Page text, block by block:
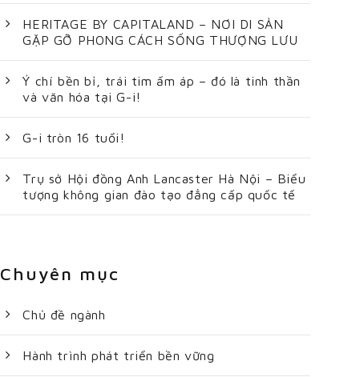
HERITAGE BY CAPITALAND – NƠI DI SẢN
GẶP GỠ PHONG CÁCH SỐNG THƯỢNG LƯU
Ý chí bền bỉ, trái tim ấm áp – đó là tinh thần
và văn hóa tại G-i!
G-i tròn 16 tuổi!
Trụ sở Hội đồng Anh Lancaster Hà Nội – Biểu
tượng không gian đào tạo đẳng cấp quốc tế
Chuyên mục
Chủ đề ngành
Hành trình phát triển bền vững